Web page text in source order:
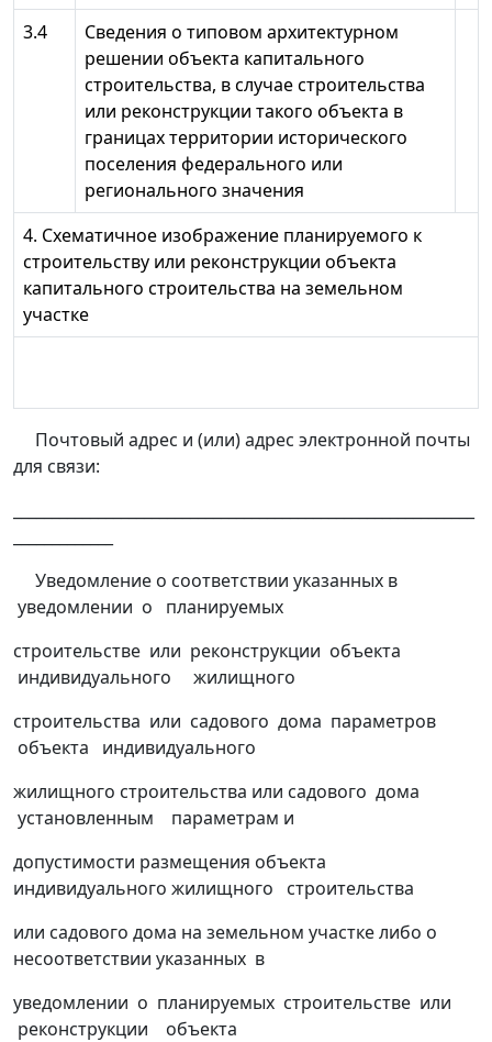
3.4
Сведения о типовом архитектурном
решении объекта капитального
строительства, в случае строительства
или реконструкции такого объекта в
границах территории исторического
поселения федерального или
регионального значения
4. Схематичное изображение планируемого к
строительству или реконструкции объекта
капитального строительства на земельном
участке
Почтовый адрес и (или) адрес электронной почты
для связи:
Уведомление о соответствии указанных в
уведомлении о планируемых
строительстве или реконструкции объекта
индивидуального жилищного
строительства или садового дома параметров
объекта индивидуального
жилищного строительства или садового дома
установленным параметрам и
допустимости размещения объекта
индивидуального жилищного строительства
или садового дома на земельном участке либо о
несоответствии указанных в
уведомлении о планируемых строительстве или
реконструкции объекта